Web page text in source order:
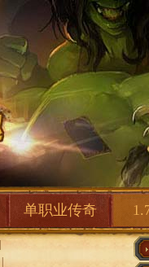
单职业传奇